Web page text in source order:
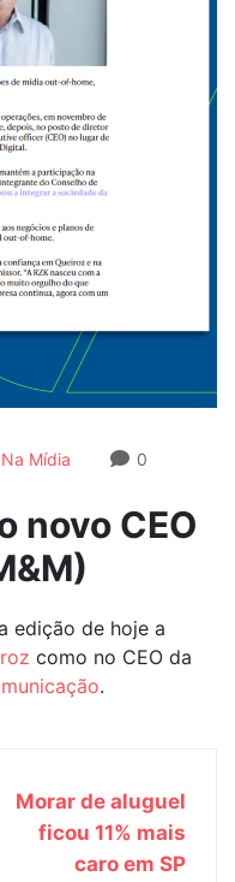
Na Mídia 0
novo CEO
edição de hoje a
como no CEO da
.
Morar de aluguel
ficou 11% mais
caro em SP